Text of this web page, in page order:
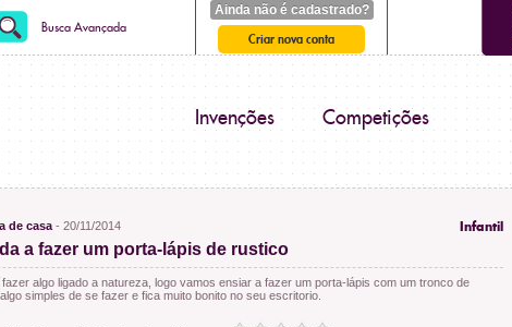
Busca Avançada
Ainda não é cadastrado?
Criar nova conta
Invenções Competições
de casa - 20/11/2014 Infantil
a fazer um porta-lápis de rustico
fazer algo ligado a natureza, logo vamos ensiar a fazer um porta-lápis com um tronco de
simples de se fazer e fica muito bonito no seu escritorio.